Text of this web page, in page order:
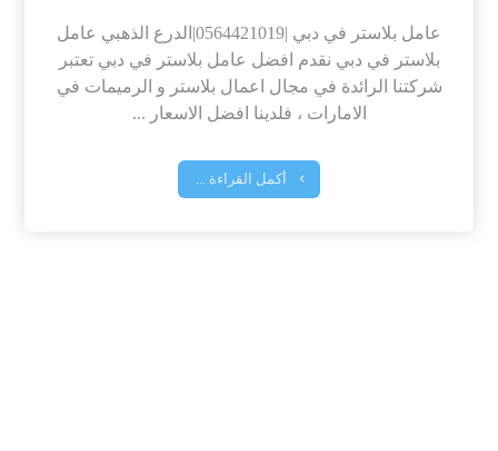
عامل بلاستر في دبي |0564421019|الدرع الذهبي عامل
بلاستر في دبي نقدم افضل عامل بلاستر في دبي تعتبر
شركتنا الرائدة في مجال اعمال بلاستر و الرميمات في
الامارات ، فلدينا افضل الاسعار ...
أكمل القراءة ...